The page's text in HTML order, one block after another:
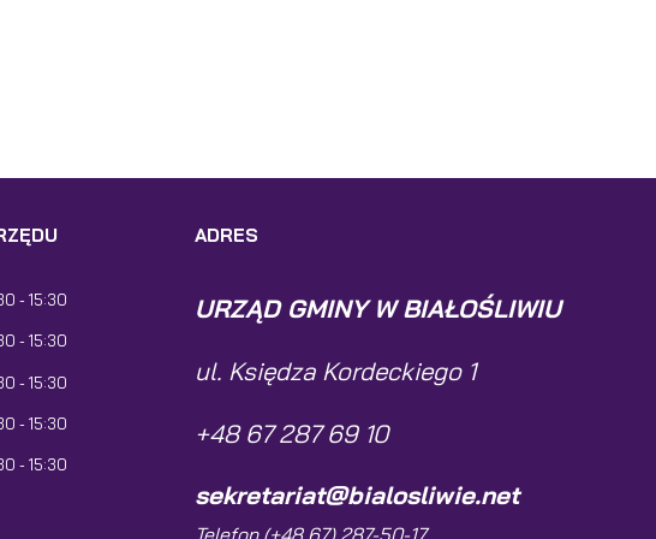
- 15:30
- 15:30
- 15:30
- 15:30
- 15:30
ADRES
URZĄD GMINY W BIAŁOŚLIWIU
ul. Księdza Kordeckiego 1
+48 67 287 69 10
sekretariat@bialosliwie.net